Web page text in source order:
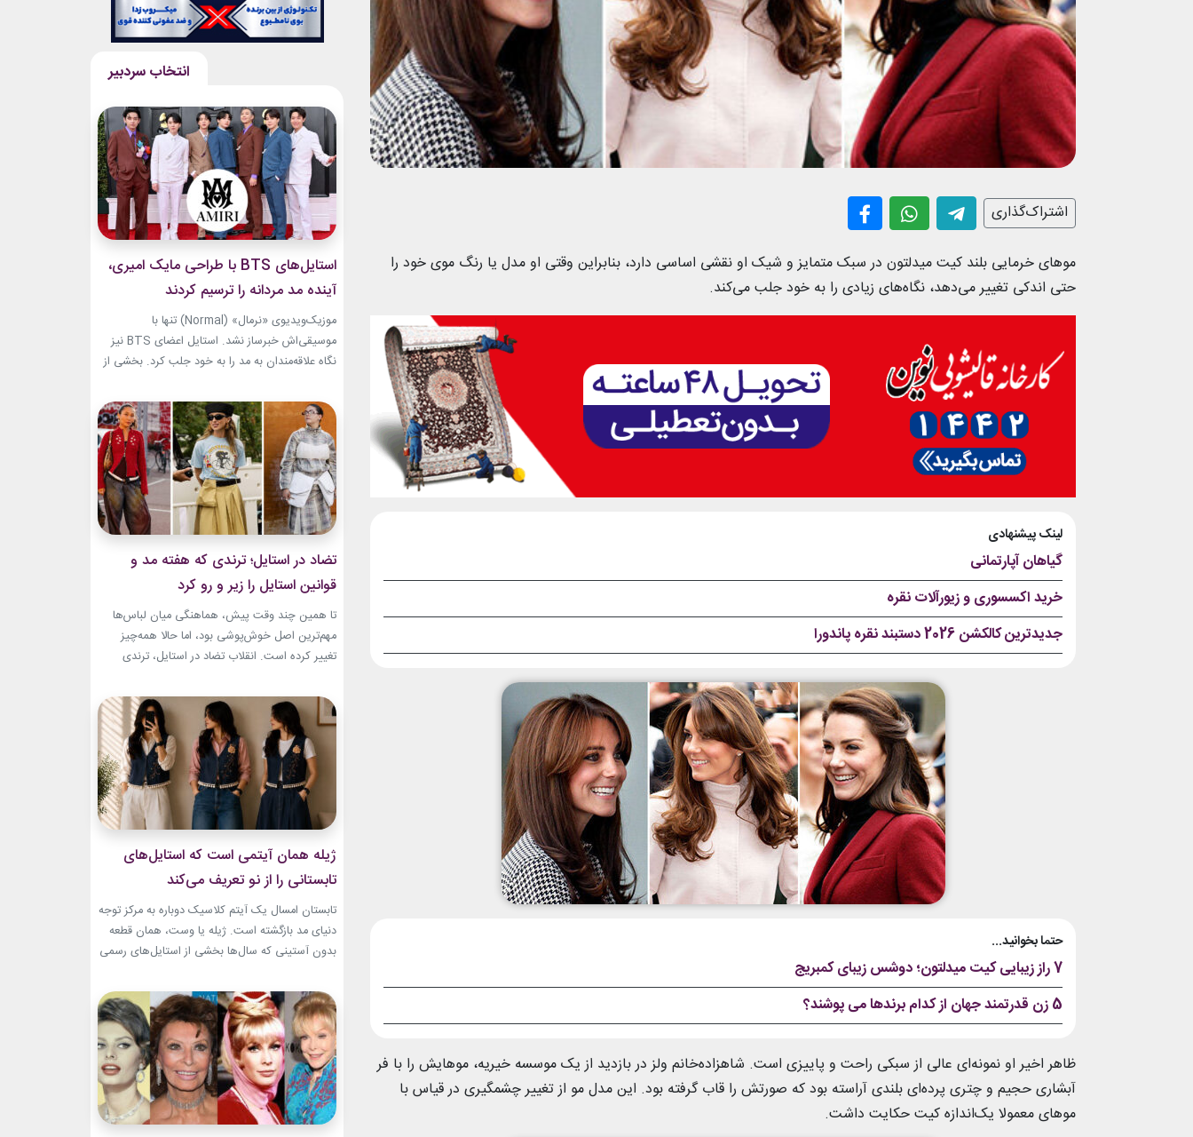
اشتراک‌گذاری
موهای خرمایی بلند کیت میدلتون در سبک متمایز و شیک او نقشی اساسی دارد، بنابراین وقتی او مدل یا رنگ موی خود را
حتی اندکی تغییر می‌دهد، نگاه‌های زیادی را به خود جلب می‌کند.
لینک پیشنهادی
گیاهان آپارتمانی
خرید اکسسوری و زیورآلات نقره
جدیدترین کالکشن 2026 دستبند نقره پاندورا
حتما بخوانید...
7 راز زیبایی کیت میدلتون؛ دوشس زیبای کمبریج
5 زن قدرتمند جهان از کدام برندها می پوشند؟
ظاهر اخیر او نمونه‌ای عالی از سبکی راحت و پاییزی است. شاهزاده‌خانم ولز در بازدید از یک موسسه خیریه، موهایش را با فر
آبشاری حجیم و چتری پرده‌ای بلندی آراسته بود که صورتش را قاب گرفته بود. این مدل مو از تغییر چشمگیری در قیاس با
موهای معمولا یک‌اندازه کیت حکایت داشت.
استایل‌های BTS با طراحی مایک امیری،
آینده مد مردانه را ترسیم کردند
موزیک‌ویدیوی «نرمال» (Normal) تنها با
موسیقی‌اش خبرساز نشد. استایل اعضای BTS نیز
نگاه علاقه‌مندان به مد را به خود جلب کرد. بخشی از
به طراح آمریکاییِ ایرانی‌تبار، مایک امیری، انتخاب
شده بود. جسارت در استایل‌های امیری BTS همان
ویژگی مشترکی است که در تمام این اوت‌فیت‌ها
دیده...
تضاد در استایل؛ ترندی که هفته مد و
قوانین استایل را زیر و رو کرد
تا همین چند وقت پیش، هماهنگی میان لباس‌ها
مهم‌ترین اصل خوش‌پوشی بود، اما حالا همه‌چیز
تغییر کرده است. انقلاب تضاد در استایل، ترندی
و بسیاری از رسانه‌های معتبر مد از آن به‌عنوان یکی از
مهم‌ترین نوآوری‌های دنیای فشن یاد می‌کنند. این
رویکرد، قرار نیست فقط یک...
ژیله همان آیتمی است که استایل‌های
تابستانی را از نو تعریف می‌کند
تابستان امسال یک آیتم کلاسیک دوباره به مرکز توجه
دنیای مد بازگشته است. ژیله یا وست، همان قطعه
بدون آستینی که سال‌ها بخشی از استایل‌های رسمی
روزمره شده است. استایل تابستانی با ژیله زنانه به
یکی از ترندهای محبوب فصل تبدیل شده؛ چون هم
ظاهری شیک...